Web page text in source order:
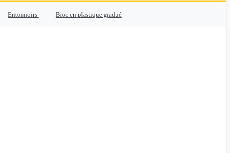
Entonnoirs Broc en plastique gradué